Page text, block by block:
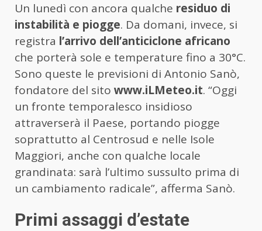
Un lunedì con ancora qualche residuo di
instabilità e piogge. Da domani, invece, si
registra l’arrivo dell’anticiclone africano
che porterà sole e temperature fino a 30°C.
Sono queste le previsioni di Antonio Sanò,
fondatore del sito www.iLMeteo.it. “Oggi
un fronte temporalesco insidioso
attraverserà il Paese, portando piogge
soprattutto al Centrosud e nelle Isole
Maggiori, anche con qualche locale
grandinata: sarà l’ultimo sussulto prima di
un cambiamento radicale”, afferma Sanò.
Primi assaggi d’estate